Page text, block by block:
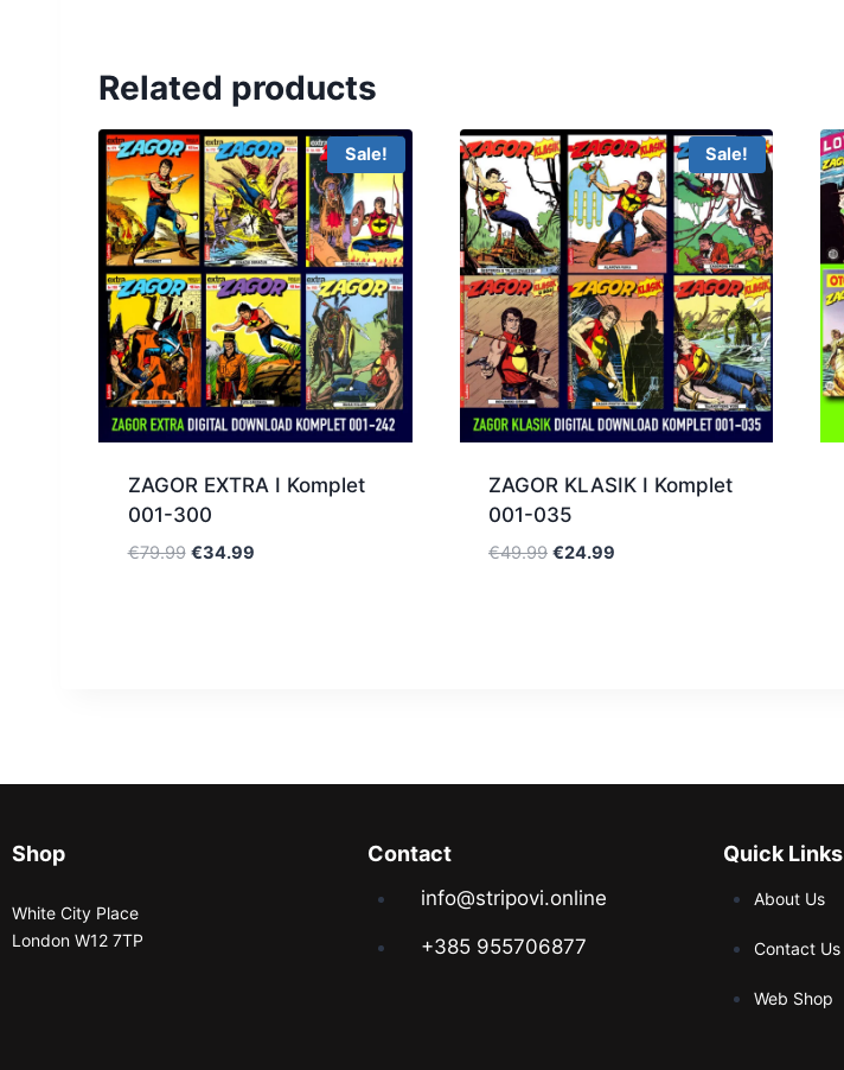
Related products
Sale!
ZAGOR EXTRA I Komplet
001-300
€79.99 €34.99
Sale!
ZAGOR KLASIK I Komplet
001-035
€49.99 €24.99
Shop
White City Place
London W12 7TP
Contact
info@stripovi.online
+385 955706877
Quick Links
About Us
Contact Us
Web Shop